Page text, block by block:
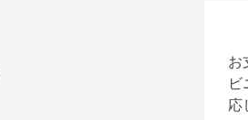
お
ビ
応